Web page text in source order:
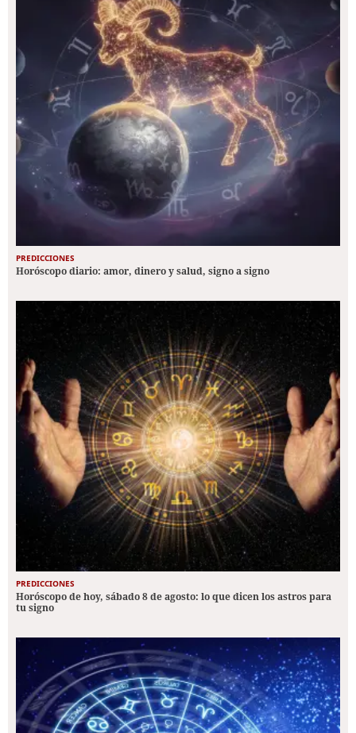
PREDICCIONES
Horóscopo diario: amor, dinero y salud, signo a signo
PREDICCIONES
Horóscopo de hoy, sábado 8 de agosto: lo que dicen los astros para
tu signo